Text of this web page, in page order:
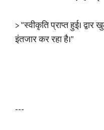
> "स्वीकृति प्राप्त हुई।
इंतजार कर रहा है।"
---